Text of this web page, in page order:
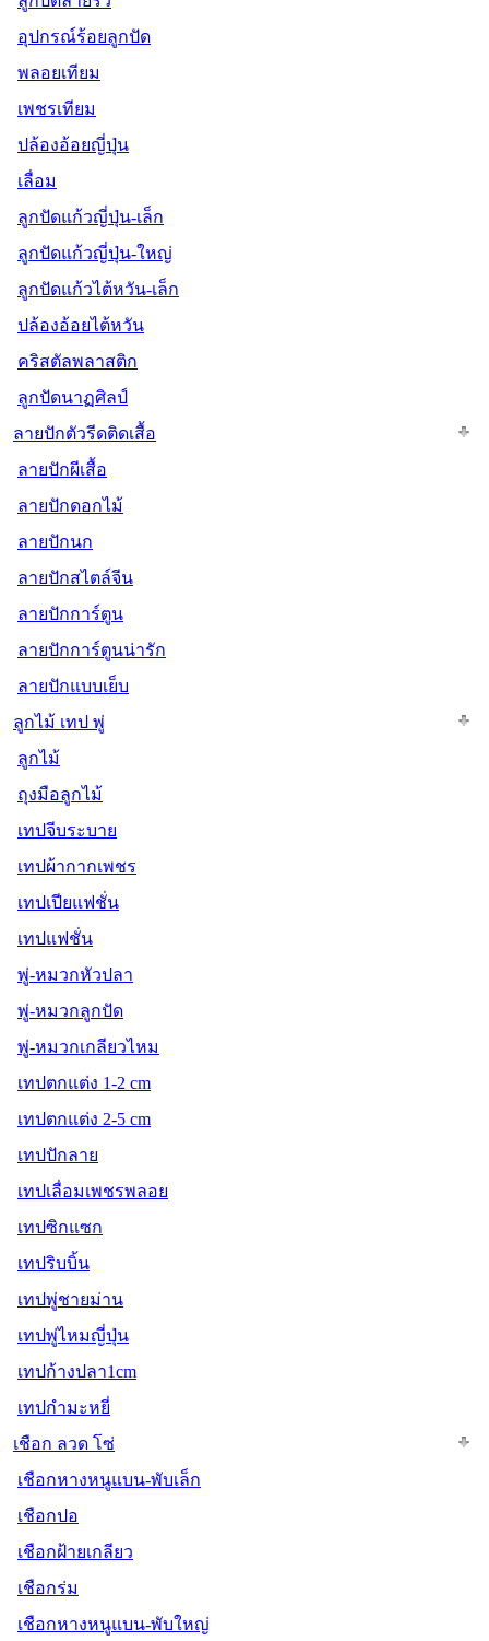
อุปกรณ์ร้อยลูกปัด
พลอยเทียม
เพชรเทียม
ปล้องอ้อยญี่ปุ่น
เลื่อม
ลูกปัดแก้วญี่ปุ่น-เล็ก
ลูกปัดแก้วญี่ปุ่น-ใหญ่
ลูกปัดแก้วไต้หวัน-เล็ก
ปล้องอ้อยไต้หวัน
คริสตัลพลาสติก
ลูกปัดนาฏศิลป์
ลายปักตัวรีดติดเสื้อ
ลายปักผีเสื้อ
ลายปักดอกไม้
ลายปักนก
ลายปักสไตล์จีน
ลายปักการ์ตูน
ลายปักการ์ตูนน่ารัก
ลายปักแบบเย็บ
ลูกไม้ เทป พู่
ลูกไม้
ถุงมือลูกไม้
เทปจีบระบาย
เทปผ้ากากเพชร
เทปเปียแฟชั่น
เทปแฟชั่น
พู่-หมวกหัวปลา
พู่-หมวกลูกปัด
พู่-หมวกเกลียวไหม
เทปตกแต่ง 1-2 cm
เทปตกแต่ง 2-5 cm
เทปปักลาย
เทปเลื่อมเพชรพลอย
เทปซิกแซก
เทปริบบิ้น
เทปพู่ชายม่าน
เทปพู่ไหมญี่ปุ่น
เทปก้างปลา1cm
เทปกำมะหยี่
เชือก ลวด โซ่
เชือกหางหนูแบน-พับเล็ก
เชือกปอ
เชือกฝ้ายเกลียว
เชือกร่ม
เชือกหางหนูแบน-พับใหญ่